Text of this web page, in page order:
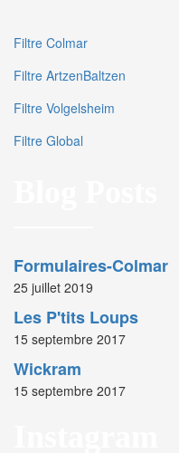
Filtre Colmar
Filtre ArtzenBaltzen
Filtre Volgelsheim
Filtre Global
Formulaires-Colmar
25 juillet 2019
Les P'tits Loups
15 septembre 2017
Wickram
15 septembre 2017